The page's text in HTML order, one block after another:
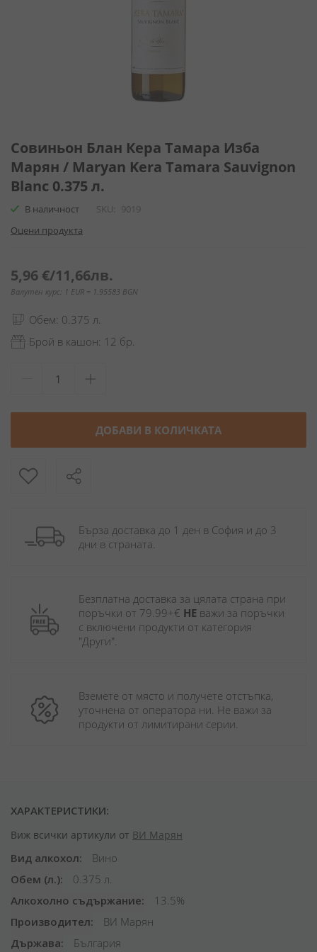
към
на
галерия
снимки
Совиньон Блан Кера Тамара Изба
Марян / Maryan Kera Tamara Sauvignon
Blanc 0.375 л.
В наличност SKU
9019
Оцени продукта
5,96 €/11,66лв.
Валутен курс: 1 EUR = 1.95583 BGN
Обем: 0.375 л.
Брой в кашон: 12 бр.
ДОБАВИ В КОЛИЧКАТА
Бърза доставка до 1 ден в София и до 3
дни в страната.
Безплатна доставка за цялата страна при
поръчки от 79.99+€ НЕ важи за поръчки
с включени продукти от категория
"Други".
Вземете от място и получете отстъпка,
уточнена от оператора ни. Не важи за
продукти от лимитирани серии.
ХАРАКТЕРИСТИКИ:
Виж всички артикули от ВИ Марян
Вид алкохол
Вино
Обем (л.)
0.375 л.
Алкохолно съдържание
13.5%
Производител
ВИ Марян
Държава
България